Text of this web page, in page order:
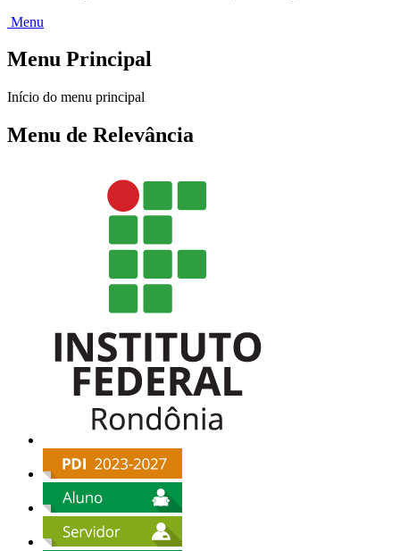
Menu
Menu Principal
Início do menu principal
Menu de Relevância